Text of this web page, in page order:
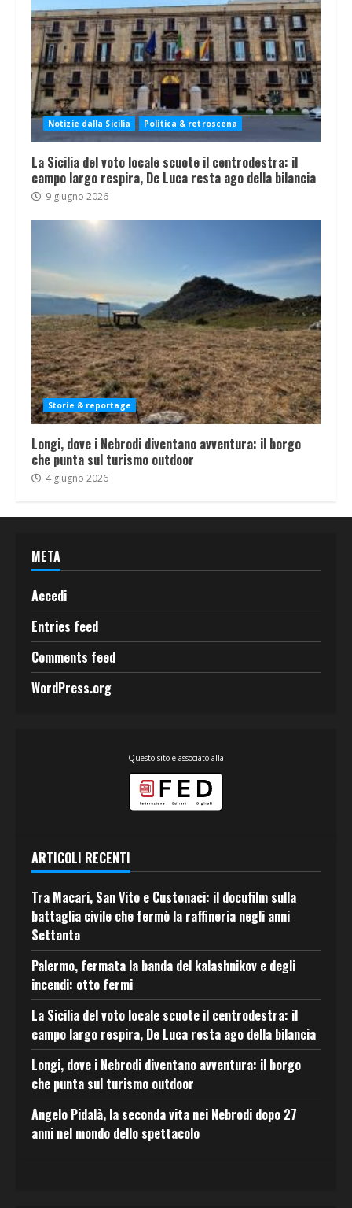
Notizie dalla Sicilia Politica & retroscena
La Sicilia del voto locale scuote il centrodestra: il
campo largo respira, De Luca resta ago della bilancia
9 giugno 2026
Storie & reportage
Longi, dove i Nebrodi diventano avventura: il borgo
che punta sul turismo outdoor
4 giugno 2026
META
Accedi
Entries feed
Comments feed
WordPress.org
Questo sito è associato alla
ARTICOLI RECENTI
Tra Macari, San Vito e Custonaci: il docufilm sulla
battaglia civile che fermò la raffineria negli anni
Settanta
Palermo, fermata la banda del kalashnikov e degli
incendi: otto fermi
La Sicilia del voto locale scuote il centrodestra: il
campo largo respira, De Luca resta ago della bilancia
Longi, dove i Nebrodi diventano avventura: il borgo
che punta sul turismo outdoor
Angelo Pidalà, la seconda vita nei Nebrodi dopo 27
anni nel mondo dello spettacolo